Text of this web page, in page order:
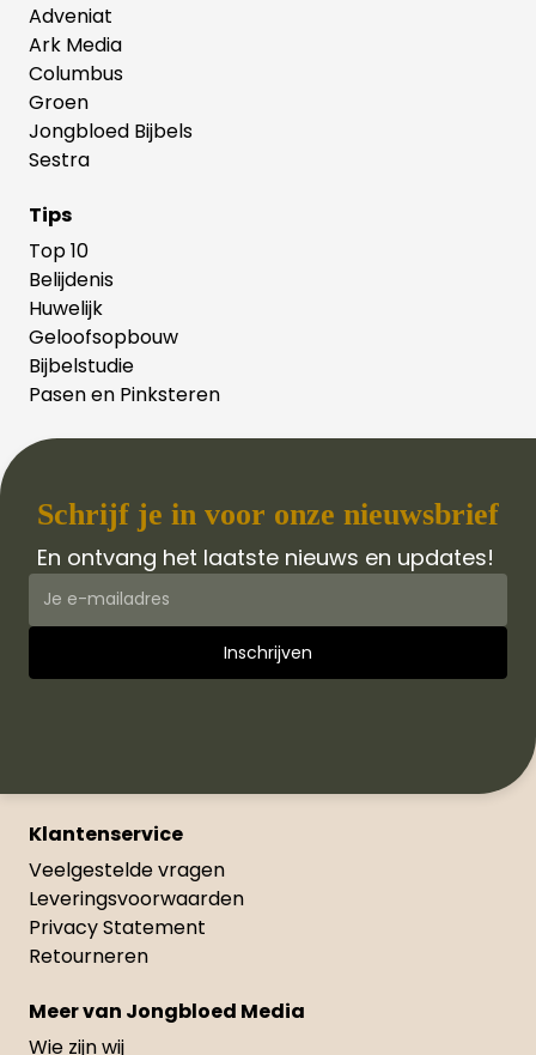
Adveniat
Ark Media
Columbus
Groen
Jongbloed Bijbels
Sestra
Tips
Top 10
Belijdenis
Huwelijk
Geloofsopbouw
Bijbelstudie
Pasen en Pinksteren
Schrijf je in voor onze nieuwsbrief
En ontvang het laatste nieuws en updates!
Klantenservice
Veelgestelde vragen
Leveringsvoorwaarden
Privacy Statement
Retourneren
Meer van Jongbloed Media
Wie zijn wij